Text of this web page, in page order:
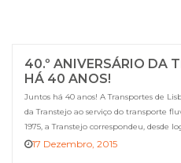
40.º ANIVERSÁRIO DA
HÁ 40 ANOS!
Juntos há 40 anos! A Transportes de
da Transtejo ao serviço do transporte
1975, a Transtejo correspondeu, desde
coordenar a atividade dos vários
17 Dezembro, 2015